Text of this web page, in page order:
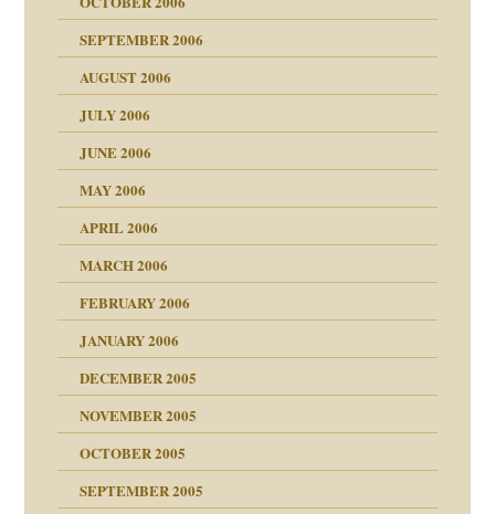
SEPTEMBER 2006
AUGUST 2006
JULY 2006
JUNE 2006
MAY 2006
APRIL 2006
MARCH 2006
FEBRUARY 2006
JANUARY 2006
DECEMBER 2005
NOVEMBER 2005
OCTOBER 2005
SEPTEMBER 2005